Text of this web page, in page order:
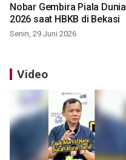
Nobar Gembira Piala Dunia
2026 saat HBKB di Bekasi
Senin, 29 Juni 2026
Video